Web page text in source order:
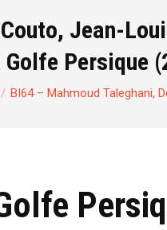
Jean-
Persique
BI64 – Mahmoud Taleghani,